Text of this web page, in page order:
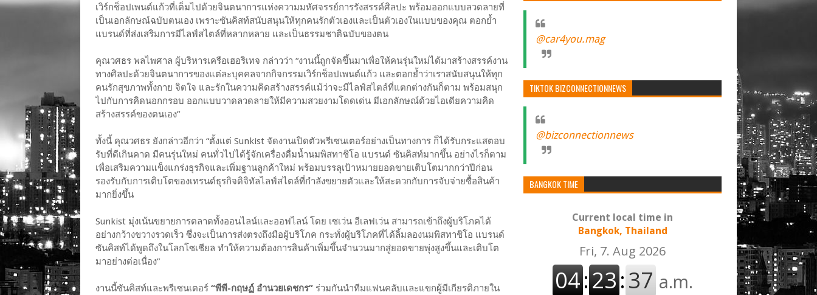
เวิร์กช็อปเพนต์แก้วที่เต็มไปด้วยจินตนาการแห่งความมหัศจรรย์การรังสรรค์ศิลปะ พร้อมออกแบบลวดลายที่
เป็นเอกลักษณ์ฉบับตนเอง เพราะซันคิสท์สนับสนุนให้ทุกคนรักตัวเองและเป็นตัวเองในแบบของคุณ ตอกย้ำ
แบรนด์ที่ส่งเสริมการมีไลฟ์สไตล์ที่หลากหลาย และเป็นธรรมชาติฉบับของตน
คุณวศธร พลไพศาล ผู้บริหารเครือเฮอริเทจ กล่าวว่า “งานนี้ถูกจัดขึ้นมาเพื่อให้คนรุ่นใหม่ได้มาสร้างสรรค์งาน
ทางศิลปะด้วยจินตนาการของแต่ละบุคคลจากกิจกรรมเวิร์กช็อปเพนต์แก้ว และตอกย้ำว่าเราสนับสนุนให้ทุก
คนรักสุขภาพทั้งกาย จิตใจ และรักในความคิดสร้างสรรค์แม้ว่าจะมีไลฟ์สไตล์ที่แตกต่างกันก็ตาม พร้อมสนุก
ไปกับการคิดนอกกรอบ ออกแบบวาดลวดลายให้มีความสวยงามโดดเด่น มีเอกลักษณ์ด้วยไอเดียความคิด
สร้างสรรค์ของตนเอง”
ทั้งนี้ คุณวศธร ยังกล่าวอีกว่า “ตั้งแต่ Sunkist จัดงานเปิดตัวพรีเซนเตอร์อย่างเป็นทางการ ก็ได้รับกระแสตอบ
รับที่ดีเกินคาด มีคนรุ่นใหม่ คนทั่วไปได้รู้จักเครื่องดื่มน้ำนมพิสทาชิโอ แบรนด์ ซันคิสท์มากขึ้น อย่างไรก็ตาม
เพื่อเสริมความแข็งแกร่งธุรกิจและเพิ่มฐานลูกค้าใหม่ พร้อมบรรลุเป้าหมายยอดขายเติบโตมากกว่าปีก่อน
รองรับกับการเติบโตของเทรนด์ธุรกิจดิจิทัลไลฟ์สไตล์ที่กำลังขยายตัวและให้สะดวกกับการจับจ่ายซื้อสินค้า
มากยิ่งขึ้น
Sunkist มุ่งเน้นขยายการตลาดทั้งออนไลน์และออฟไลน์ โดย เซเว่น อีเลฟเว่น สามารถเข้าถึงผู้บริโภคได้
อย่างกว้างขวางรวดเร็ว ซึ่งจะเป็นการส่งตรงถึงมือผู้บริโภค กระทั่งผู้บริโภคที่ได้ลิ้มลองนมพิสทาชิโอ แบรนด์
ซันคิสท์ได้พูดถึงในโลกโซเชียล ทำให้ความต้องการสินค้าเพิ่มขึ้นจำนวนมากสู่ยอดขายพุ่งสูงขึ้นและเติบโต
มาอย่างต่อเนื่อง”
งานนี้ซันคิสท์และพรีเซนเตอร์ “พีพี-กฤษฏ์ อำนวยเดชกร” ร่วมกันนำทีมแฟนคลับและแขกผู้มีเกียรติภายใน
@car4you.mag
TIKTOK BIZCONNECTIONNEWS
@bizconnectionnews
BANGKOK TIME
Current local time in
Bangkok, Thailand